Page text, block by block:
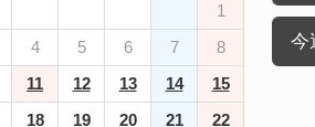
1
4 5 6 7
8
11 12 13 14
15
18 19 20 21
22
今